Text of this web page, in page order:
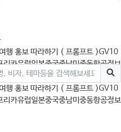
행 홍보 따라하기 ( 프롬프트 )GV10
리카유럽일본중국중남미중동항공정보
행 홍보 따라하기 ( 프롬프트 )GV10
리카유럽일본중국중남미 중동항공정보